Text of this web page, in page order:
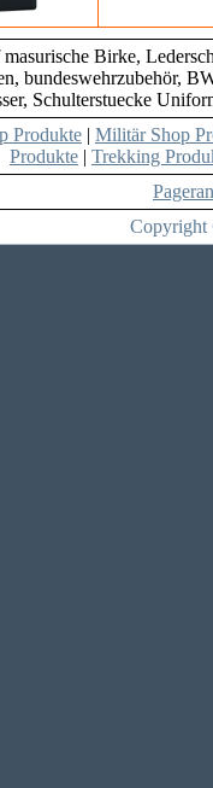
Birke,
bundeswehrzubehör,
Schulterstuecke
Produkte | Militär Shop
Produkte | Trekking